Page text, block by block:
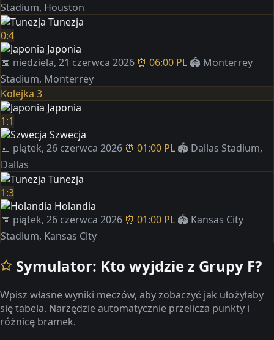
Stadium, Houston
Tunezja
0:4
Japonia
📅 niedziela, 21 czerwca 2026 ⏰ 06:00 PL 🏟️ Monterrey
Stadium, Monterrey
Kolejka 3
Japonia
1:1
Szwecja
📅 piątek, 26 czerwca 2026 ⏰ 01:00 PL 🏟️ Dallas Stadium,
Dallas
Tunezja
1:3
Holandia
📅 piątek, 26 czerwca 2026 ⏰ 01:00 PL 🏟️ Kansas City
Stadium, Kansas City
Symulator: Kto wyjdzie z Grupy F?
Wpisz własne wyniki meczów, aby zobaczyć jak ułożyłaby
się tabela. Narzędzie automatycznie przelicza punkty i
różnicę bramek.